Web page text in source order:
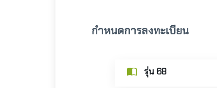
กำหนดการลงทะเบียน
รุ่น 68